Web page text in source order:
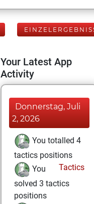
Your Latest App
Activity
Donnerstag, Juli
2, 2026
You totalled 4
tactics positions
Tactics
You
solved 3 tactics
positions